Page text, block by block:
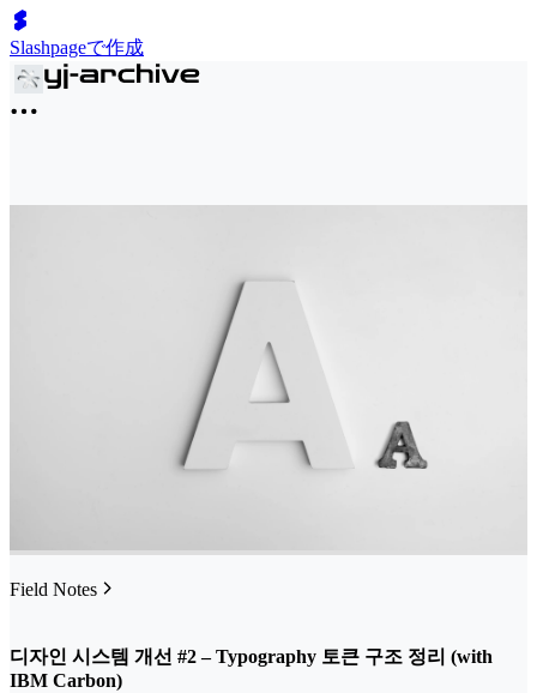
Slashpageで作成
Field Notes
디자인 시스템 개선 #2 – Typography 토큰 구조 정리 (with
IBM Carbon)